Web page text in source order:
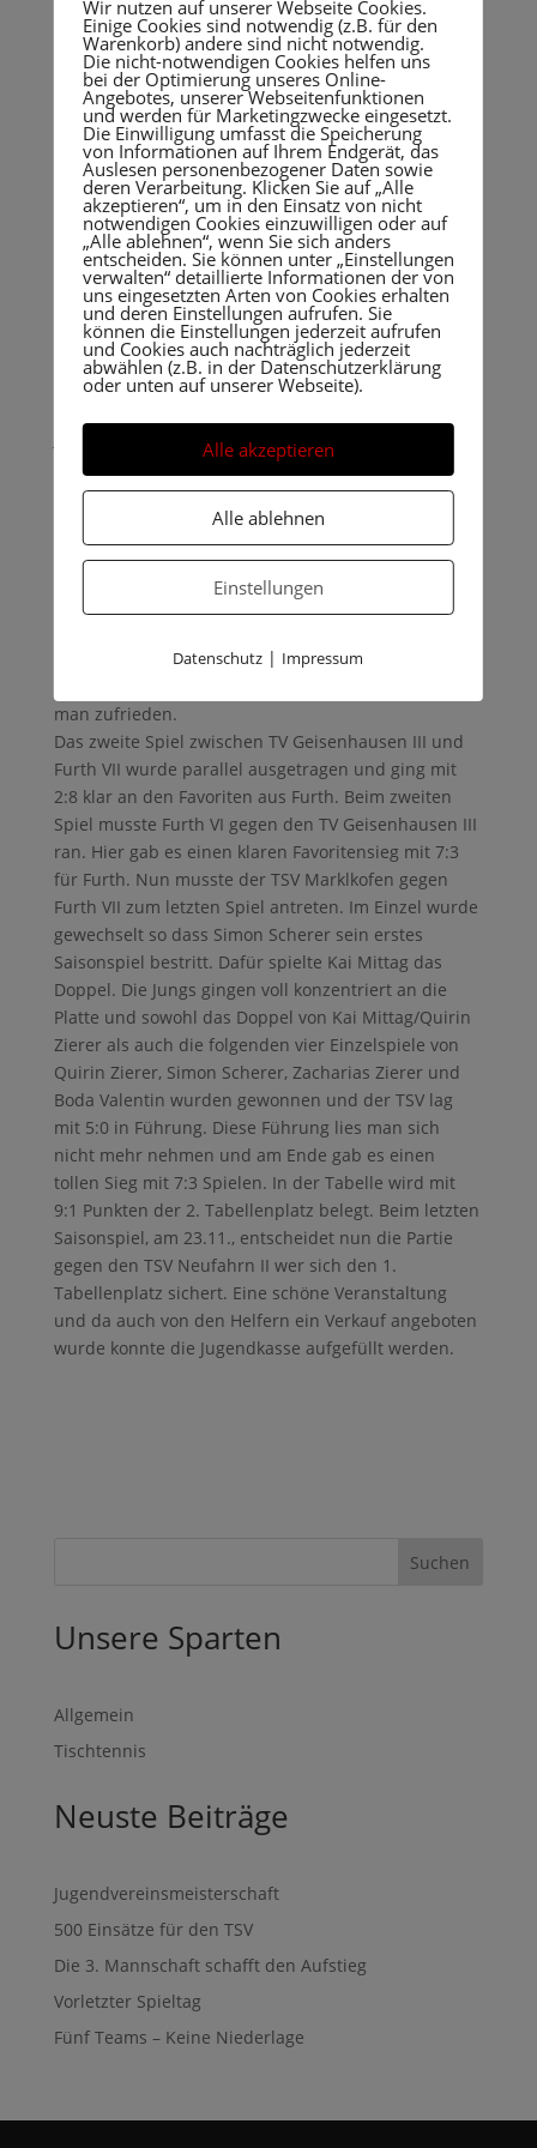
Die Marklkofner gaben sich nicht geschlagen und
durch klare Siege von Thomas Scherer, Leonhard
Wimmer und Labermeier Jonas wurde noch ein 5:0
unentschieden erkämpft. In der Bezirksklasse B
konnte somit der 6 Tabellenplatz gesichert werden
und das Saisonziel „Nichtabstiege“ wurde erreicht.
Die Jungs freuen sich schon auf die nächsten Spiele
ab Januar.
„Viel los in der Turnhalle des TSV Marklkofen beim
Doppelspieltag der zweiten Jugend“
Am vorletzten Spieltag der Bezirkslklasse D war der
TSV Marklkofen der Ausrichter für die Punktspiele
von 4 Mannschaften. Es reisten zwei Mannschaften
Jede Mannschaft besteht aus vier Spielern und mit
den engagierten Eltern als Zuschauer war einiges los
in der Halle. Der TSV Marklkofen II trat mit Zacharias
Zierer, Kai Mittag, Quirin Zierer und Valentin Boda
an. Gegen Furth VI ging es darum den vorderen
Tabellenplatz zu verteidigen. In sehr engen Spielen
ging es hin und her und beim Stand von 3:5 Spielen
sichern. Es gewannen sowohl Quirin Zierer als auch
man zufrieden.
Das zweite Spiel zwischen TV Geisenhausen III und
Furth VII wurde parallel ausgetragen und ging mit
2:8 klar an den Favoriten aus Furth. Beim zweiten
Spiel musste Furth VI gegen den TV Geisenhausen III
ran. Hier gab es einen klaren Favoritensieg mit 7:3
für Furth. Nun musste der TSV Marklkofen gegen
Furth VII zum letzten Spiel antreten. Im Einzel wurde
gewechselt so dass Simon Scherer sein erstes
Saisonspiel bestritt. Dafür spielte Kai Mittag das
Doppel. Die Jungs gingen voll konzentriert an die
Platte und sowohl das Doppel von Kai Mittag/Quirin
Zierer als auch die folgenden vier Einzelspiele von
Quirin Zierer, Simon Scherer, Zacharias Zierer und
Boda Valentin wurden gewonnen und der TSV lag
mit 5:0 in Führung. Diese Führung lies man sich
nicht mehr nehmen und am Ende gab es einen
tollen Sieg mit 7:3 Spielen. In der Tabelle wird mit
9:1 Punkten der 2. Tabellenplatz belegt. Beim letzten
Saisonspiel, am 23.11., entscheidet nun die Partie
gegen den TSV Neufahrn II wer sich den 1.
Tabellenplatz sichert. Eine schöne Veranstaltung
und da auch von den Helfern ein Verkauf angeboten
wurde konnte die Jugendkasse aufgefüllt werden.
Suchen
Unsere Sparten
Allgemein
Tischtennis
Neuste Beiträge
Jugendvereinsmeisterschaft
500 Einsätze für den TSV
Die 3. Mannschaft schafft den Aufstieg
Vorletzter Spieltag
Fünf Teams – Keine Niederlage
Wir nutzen auf unserer Webseite Cookies.
Einige Cookies sind notwendig (z.B. für den
Warenkorb) andere sind nicht notwendig.
Die nicht-notwendigen Cookies helfen uns
bei der Optimierung unseres Online-
Angebotes, unserer Webseitenfunktionen
und werden für Marketingzwecke eingesetzt.
Die Einwilligung umfasst die Speicherung
von Informationen auf Ihrem Endgerät, das
Auslesen personenbezogener Daten sowie
deren Verarbeitung. Klicken Sie auf „Alle
akzeptieren“, um in den Einsatz von nicht
notwendigen Cookies einzuwilligen oder auf
„Alle ablehnen“, wenn Sie sich anders
entscheiden. Sie können unter „Einstellungen
verwalten“ detaillierte Informationen der von
uns eingesetzten Arten von Cookies erhalten
und deren Einstellungen aufrufen. Sie
können die Einstellungen jederzeit aufrufen
und Cookies auch nachträglich jederzeit
abwählen (z.B. in der Datenschutzerklärung
oder unten auf unserer Webseite).
Alle akzeptieren
Alle ablehnen
Einstellungen
Datenschutz | Impressum